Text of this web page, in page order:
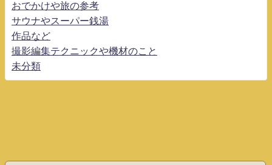
おでかけや旅の参考
サウナやスーパー銭湯
作品など
撮影編集テクニックや機材のこと
未分類